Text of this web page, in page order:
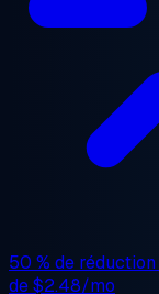
50 % de réduction
de$2.48/mo